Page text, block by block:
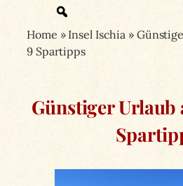
Home » Insel Ischia »
9 Spartipps
Günstiger Urlaub